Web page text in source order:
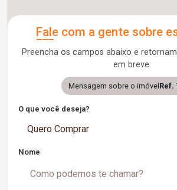
Fale com a gente sobre
Preencha os campos abaixo e
em breve.
Mensagem sobre o imóvel Ref.
O que você deseja?
Quero Comprar
Nome